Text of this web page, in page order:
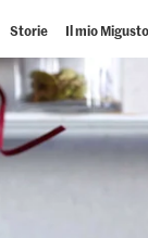
Storie Il mio Migusto